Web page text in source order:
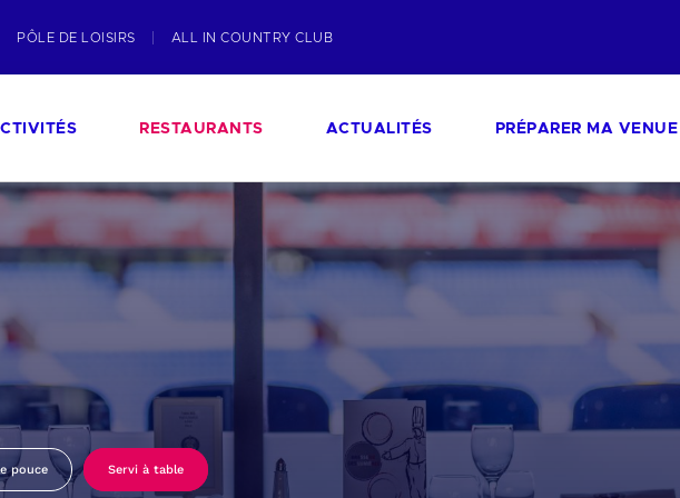
PÔLE DE LOISIRS ALL IN COUNTRY CLUB
RESTAURANTS ACTUALITÉS PRÉPARER MA VENUE
pouce Servi à table